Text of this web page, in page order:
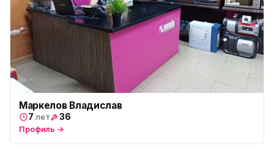
ю
Юмедиа на Международной
ул. Белы Куна, 24к1
ю
Юмедиа в Купчино
ул. Будапештская, 87-3
ю
Юмедиа Сервис в Колпино
ул. Тверская 60, Колпино
Маркелов Владислав
7 лет 36
Профиль →